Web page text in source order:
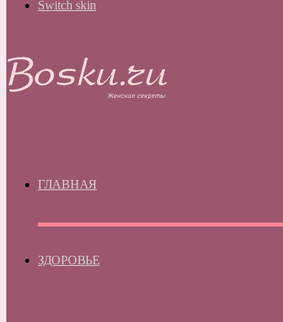
Switch skin
ГЛАВНАЯ
ЗДОРОВЬЕ